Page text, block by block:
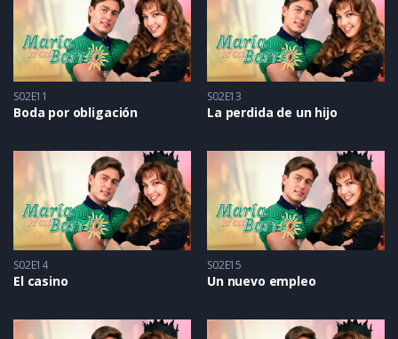
S02E11
Boda por obligación
S02E13
La perdida de un hijo
S02E14
El casino
S02E15
Un nuevo empleo